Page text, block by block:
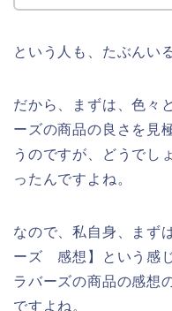
という人も、たぶんい
だから、まずは、色々
ーズの商品の良さを見
うのですが、どうでし
ったんですよね。
なので、私自身、まず
ーズ 感想】という感
ラバーズの商品の感想
ですよね。